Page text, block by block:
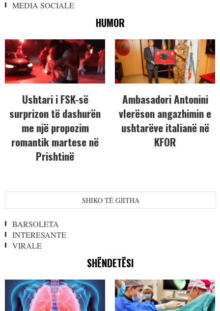
MEDIA SOCIALE
HUMOR
Ushtari i FSK-së
surprizon të dashurën
me një propozim
romantik martese në
Prishtinë
Ambasadori Antonini
vlerëson angazhimin e
ushtarëve italianë në
KFOR
SHIKO TË GJITHA
BARSOLETA
INTERESANTE
VIRALE
SHËNDETËSI